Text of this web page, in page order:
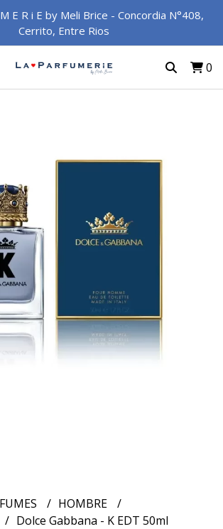
E R i E by Meli Brice - Concordia N°408,
Cerrito, Entre Rios
0
HOMBRE
Dolce Gabbana - K EDT 50ml